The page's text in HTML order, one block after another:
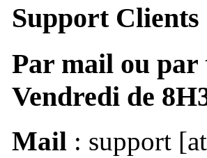
Support Clients
Par mail ou par
Vendredi de
Mail : support